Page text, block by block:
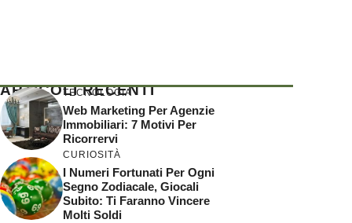
ARTICOLI RECENTI
TECNOLOGIA
Web Marketing Per Agenzie
Immobiliari: 7 Motivi Per
Ricorrervi
CURIOSITÀ
I Numeri Fortunati Per Ogni
Segno Zodiacale, Giocali
Subito: Ti Faranno Vincere
Molti Soldi